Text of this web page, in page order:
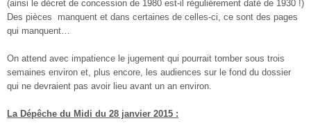
(ainsi le décret de concession de 1980 est-il régulièrement daté de 1930 !)
Des pièces manquent et dans certaines de celles-ci, ce sont des pages
qui manquent…
On attend avec impatience le jugement qui pourrait tomber sous trois
semaines environ et, plus encore, les audiences sur le fond du dossier
qui ne devraient pas avoir lieu avant un an environ.
La Dépêche du Midi du 28 janvier 2015 :